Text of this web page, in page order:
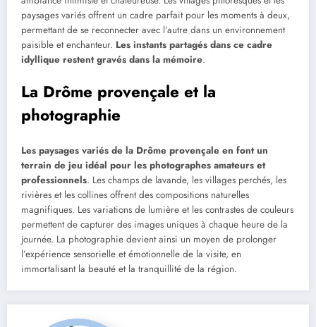
paysages variés offrent un cadre parfait pour les moments à deux,
permettant de se reconnecter avec l’autre dans un environnement
paisible et enchanteur. Les instants partagés dans ce cadre
idyllique restent gravés dans la mémoire.
La Drôme provençale et la
photographie
Les paysages variés de la Drôme provençale en font un
terrain de jeu idéal pour les photographes amateurs et
professionnels. Les champs de lavande, les villages perchés, les
rivières et les collines offrent des compositions naturelles
magnifiques. Les variations de lumière et les contrastes de couleurs
permettent de capturer des images uniques à chaque heure de la
journée. La photographie devient ainsi un moyen de prolonger
l’expérience sensorielle et émotionnelle de la visite, en
immortalisant la beauté et la tranquillité de la région.